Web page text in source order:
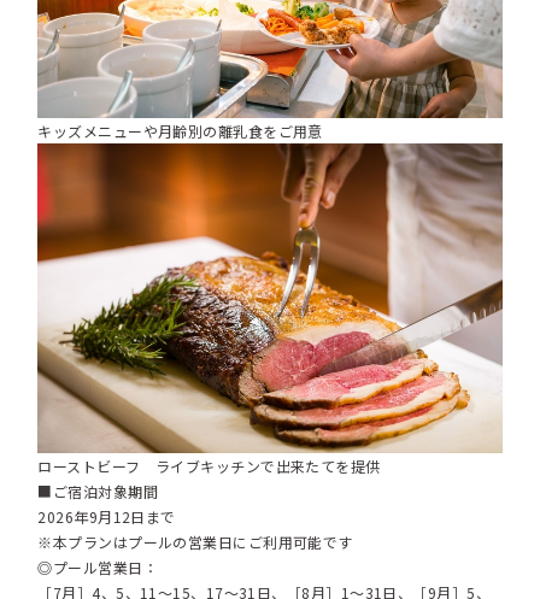
キッズメニューや月齢別の離乳食をご用意
ローストビーフ ライブキッチンで出来たてを提供
■ご宿泊対象期間
2026年9月12日まで
※本プランはプールの営業日にご利用可能です
◎プール営業日：
［7月］4、5、11～15、17～31日、［8月］1～31日、［9月］5、